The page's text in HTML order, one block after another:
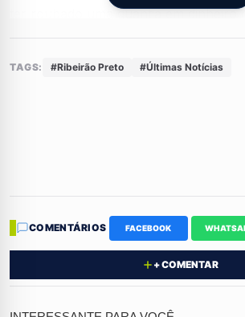
ter roubado uma quantia em dinheiro
rapaz, coisa que ela sempre negou
Revista e denúncias
A situação ficou tão tensa que
foram até a casa da mulher revistar
ainda alega que recebeu recados de
desconhecidas, dizendo que o
TAGS: #Ribeirão Preto #Últimas Notícias
COMENTÁRIOS FACEBOOK
+ COMENTAR